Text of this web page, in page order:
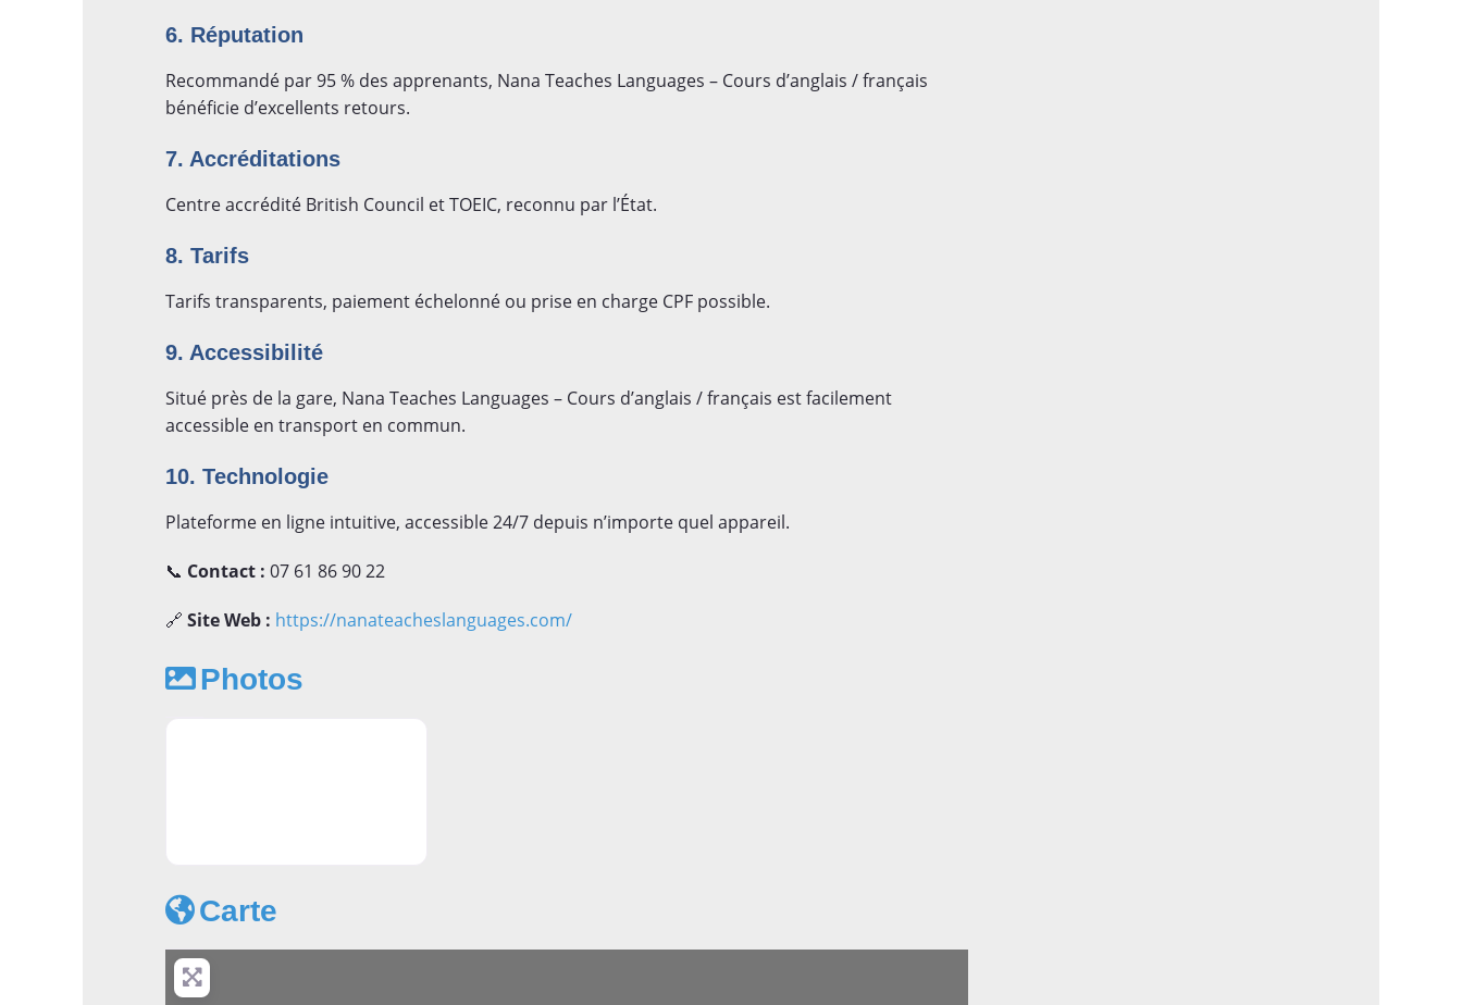
6. Réputation
Recommandé par 95 % des apprenants, Nana Teaches Languages – Cours d’anglais / français
bénéficie d’excellents retours.
7. Accréditations
Centre accrédité British Council et TOEIC, reconnu par l’État.
8. Tarifs
Tarifs transparents, paiement échelonné ou prise en charge CPF possible.
9. Accessibilité
Situé près de la gare, Nana Teaches Languages – Cours d’anglais / français est facilement
accessible en transport en commun.
10. Technologie
Plateforme en ligne intuitive, accessible 24/7 depuis n’importe quel appareil.
📞 Contact : 07 61 86 90 22
🔗 Site Web : https://nanateacheslanguages.com/
Photos
Carte